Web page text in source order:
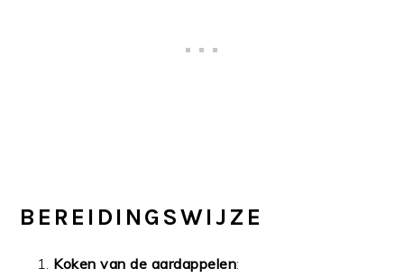
BEREIDINGSWIJZE
Koken van de aardappelen: